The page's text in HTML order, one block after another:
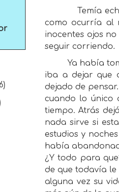
Temía
como ocurría al
inocentes ojos
seguir corriendo.
Ya había
iba a dejar que
dejado de
cuando lo único
tiempo. Atrás
nada sirve si
estudios y
había
¿Y todo para
de que todavía le
alguna vez su